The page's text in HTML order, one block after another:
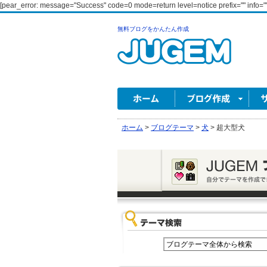
[pear_error: message="Success" code=0 mode=return level=notice prefix=""
無料ブログをかんたん作成
ホーム > ブログテーマ > 犬 > 超大型犬